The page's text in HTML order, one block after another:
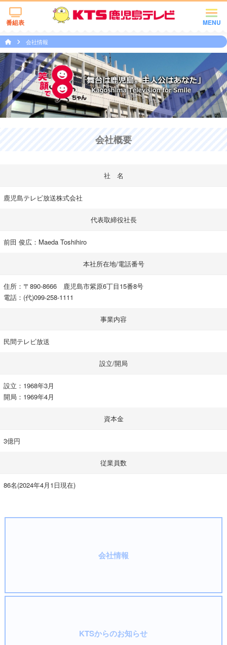
MENU
番組表
会社情報
会社概要
社 名
鹿児島テレビ放送株式会社
代表取締役社長
前田 俊広：Maeda Toshihiro
本社所在地/電話番号
住所：〒890-8666 鹿児島市紫原6丁目15番8号
電話：(代)099-258-1111
事業内容
民間テレビ放送
設立/開局
設立：1968年3月
開局：1969年4月
資本金
3億円
従業員数
86名(2024年4月1日現在)
会社情報
KTSからのお知らせ